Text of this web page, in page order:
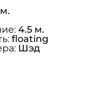
4.5 м.
floating
Шэд